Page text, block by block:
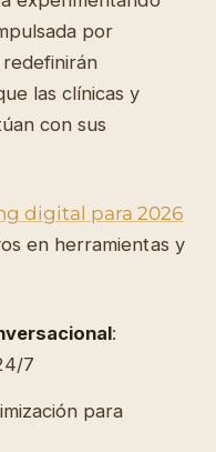
por
las clínicas y
con sus
digital para 2026
en herramientas y
:
7
para